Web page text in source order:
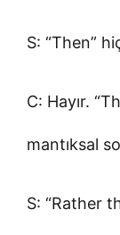
S: “Then”
C: Hayır.
mantıksal
S: “Rather